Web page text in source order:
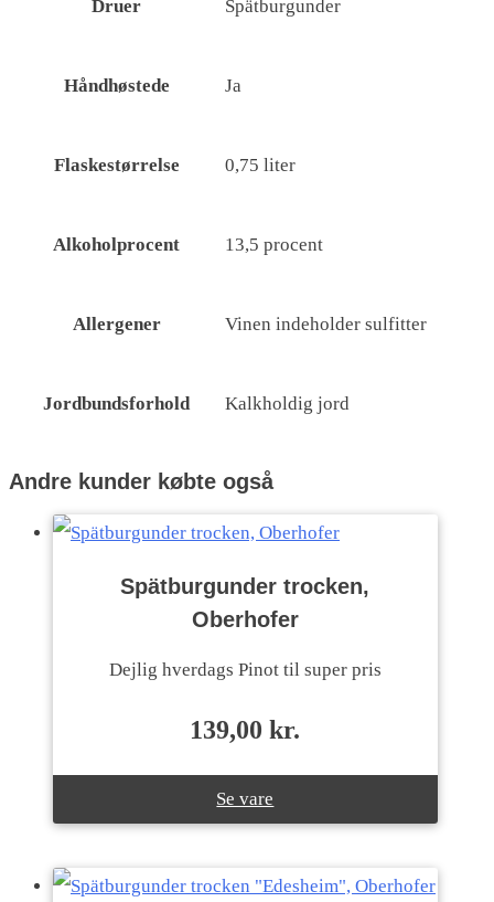
Druer Spätburgunder
Håndhøstede Ja
Flaskestørrelse 0,75 liter
Alkoholprocent 13,5 procent
Allergener Vinen indeholder sulfitter
Jordbundsforhold Kalkholdig jord
Andre kunder købte også
Spätburgunder trocken,
Oberhofer
Dejlig hverdags Pinot til super pris
139,00kr.
Se vare